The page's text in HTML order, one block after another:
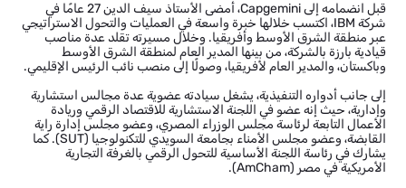
قبل انضمامه إلى Capgemini، أمضى الأستاذ سيف الدين 27 عامًا في
شركة IBM، اكتسب خلالها خبرة واسعة في العمليات والتحول الاستراتيجي
عبر منطقة الشرق الأوسط وأفريقيا. وخلال مسيرته تقلد عدة مناصب
قيادية بارزة بالشركة، من بينها المدير العام لمنطقة الشرق الأوسط
وباكستان، والمدير العام لأفريقيا، وصولًا إلى منصب نائب الرئيس الإقليمي.
إلى جانب أدواره التنفيذية، يشغل سيادته عضوية عدة مجالس استشارية
وإدارية، حيث إنه عضو في اللجنة الاستشارية للاقتصاد الرقمي وريادة
الأعمال التابعة لرئاسة مجلس الوزراء المصري، وعضو مجلس إدارة راية
القابضة، وعضو مجلس الأمناء بجامعة السويدي للتكنولوجيا (SUT). كما
يشارك في رئاسة اللجنة الأساسية للتحول الرقمي بالغرفة التجارية
الأمريكية في مصر (AmCham).